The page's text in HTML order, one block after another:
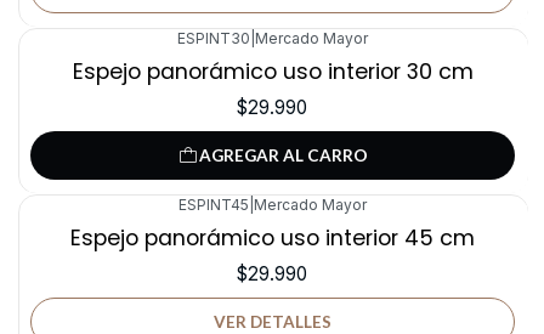
ESPINT30 Mercado Mayor
Espejo panorámico uso interior 30 cm
$29.990
AGREGAR AL CARRO
ESPINT45 Mercado Mayor
Espejo panorámico uso interior 45 cm
$29.990
VER DETALLES